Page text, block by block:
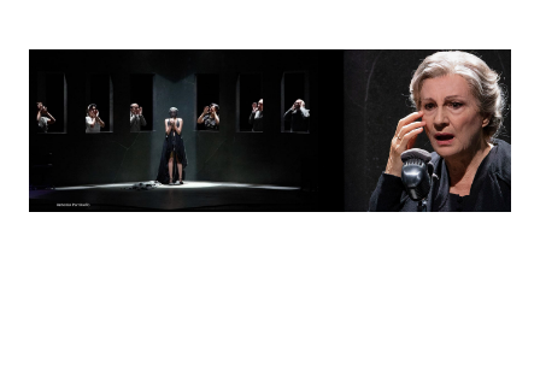
produzione Teatro Stabile di Catania, Teatro
Biondo di Palermo
Tradizione e Turismo srl Centro di Produzione
Teatrale – Teatro Sannazaro / Compagnia La
Pirandelliana